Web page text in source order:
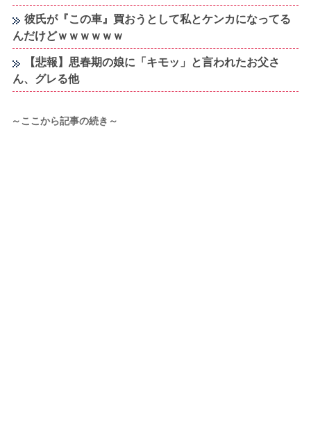
彼氏が『この車』買おうとして私とケンカになってる
んだけどｗｗｗｗｗｗ
【悲報】思春期の娘に「キモッ」と言われたお父さ
ん、グレる他
～ここから記事の続き～